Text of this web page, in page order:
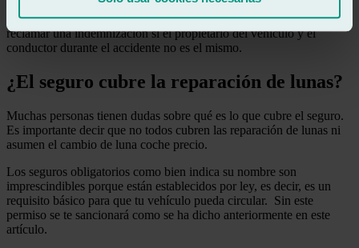
vehículo siniestrado, el CCS se hará cargo de la totalidad de los
daños tanto materiales como personales. Sin embargo, el CCS puede
reclamar una indemnización si el propietario del vehículo y el
conductor durante el accidente no es el mismo.
¿El seguro cubre la reparación de lunas?
Muchas personas tienen dudas sobre qué es lo que cubre el seguro.
Es importante decir que no todos cubren las reparación de lunas ni
asumen el cambio de luna coche precio.
Los seguros obligatorios como bien indica su nombre son
imprescindibles porque están establecidos por ley, es decir, es un
requisito básico para que tu vehículo pueda circular. Sin este
permiso se te sancionará como se ha dicho anteriormente en este
artículo.